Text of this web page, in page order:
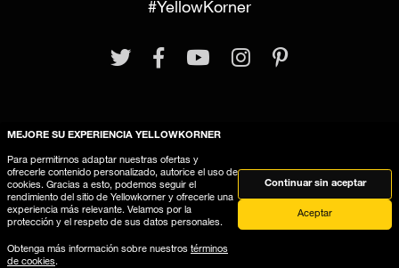
#YellowKorner
Este sitio web utiliza cookies
MEJORE SU EXPERIENCIA YELLOWKORNER
Para permitirnos adaptar nuestras ofertas y
ofrecerle contenido personalizado, autorice el uso de
cookies. Gracias a esto, podemos seguir el
rendimiento del sitio de Yellowkorner y ofrecerle una
experiencia más relevante. Velamos por la
protección y el respeto de sus datos personales.
Obtenga más información sobre nuestros términos
de cookies.
Continuar sin aceptar
Aceptar